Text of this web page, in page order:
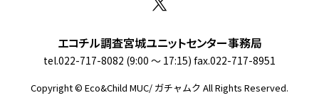
エコチル調査宮城ユニットセンター事務局
tel.022-717-8082 (9:00 〜 17:15) fax.022-717-8951
Copyright © Eco&Child MUC/ ガチャムク All Rights Reserved.